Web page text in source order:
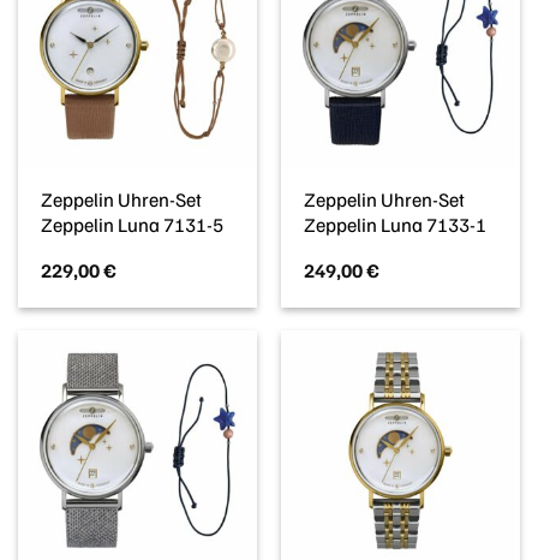
Zeppelin Uhren-Set
Zeppelin Luna 7131-5
229,00€
Zeppelin Uhren-Set
Zeppelin Luna 7133-1
249,00€